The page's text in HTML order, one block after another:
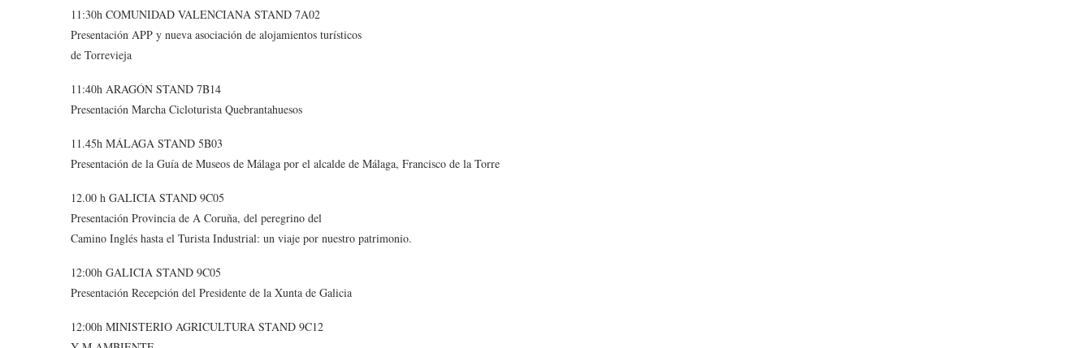
11:30h COMUNIDAD VALENCIANA STAND 7A02
Presentación APP y nueva asociación de alojamientos turísticos
de Torrevieja
11:40h ARAGÓN STAND 7B14
Presentación Marcha Cicloturista Quebrantahuesos
11.45h MÁLAGA STAND 5B03
Presentación de la Guía de Museos de Málaga por el alcalde de Málaga, Francisco de la Torre
12.00 h GALICIA STAND 9C05
Presentación Provincia de A Coruña, del peregrino del
Camino Inglés hasta el Turista Industrial: un viaje por nuestro patrimonio.
12:00h GALICIA STAND 9C05
Presentación Recepción del Presidente de la Xunta de Galicia
12:00h MINISTERIO AGRICULTURA STAND 9C12